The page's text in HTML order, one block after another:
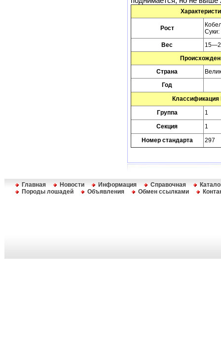
Рост
Вес
Страна
Год
Группа
1
Секция
1
Номер стандарта
297
Главная Новости Информация Справочная
Породы лошадей
Объявления Обмен ссылками